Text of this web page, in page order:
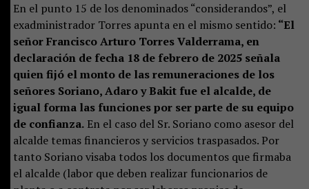
En el punto 15 de los denominados “considerandos”, el
exadministrador Torres apunta en el mismo sentido: “El
señor Francisco Arturo Torres Valderrama, en
declaración de fecha 18 de febrero de 2025 señala
quien fijó el monto de las remuneraciones de los
señores Soriano, Adaro y Bakit fue el alcalde, de
igual forma las funciones por ser parte de su equipo
de confianza.En el caso del Sr. Soriano como asesor del
alcalde temas financieros y servicios traspasados. Por
tanto Soriano visaba todos los documentos que firmaba
el alcalde (labor que deben realizar funcionarios de